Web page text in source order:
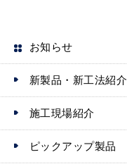
お知らせ
新製品・新工法紹介
施工現場紹介
ピックアップ製品